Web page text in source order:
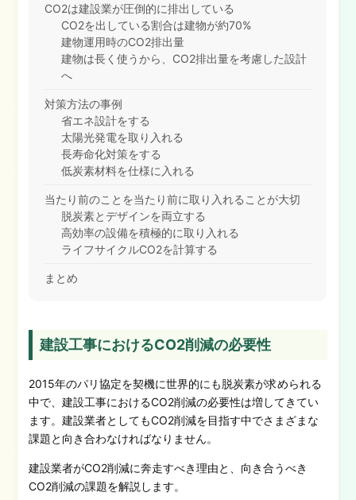
CO2は建設業が圧倒的に排出している
CO2を出している割合は建物が約70%
建物運用時のCO2排出量
建物は長く使うから、CO2排出量を考慮した設計
へ
対策方法の事例
省エネ設計をする
太陽光発電を取り入れる
長寿命化対策をする
低炭素材料を仕様に入れる
当たり前のことを当たり前に取り入れることが大切
脱炭素とデザインを両立する
高効率の設備を積極的に取り入れる
ライフサイクルCO2を計算する
まとめ
建設工事におけるCO2削減の必要性
2015年のパリ協定を契機に世界的にも脱炭素が求められる
中で、建設工事におけるCO2削減の必要性は増してきてい
ます。建設業者としてもCO2削減を目指す中でさまざまな
課題と向き合わなければなりません。
建設業者がCO2削減に奔走すべき理由と、向き合うべき
CO2削減の課題を解説します。